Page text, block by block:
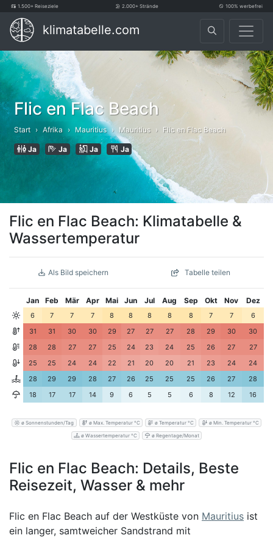
1.500+ Reiseziele 2.000+ Strände 100% werbefrei
klimatabelle.com
Flic en Flac Beach
Start Afrika Mauritius Mauritius Flic en Flac Beach
Ja Ja Ja Ja
Flic en Flac Beach: Klimatabelle &
Wassertemperatur
Als Bild speichern Tabelle teilen
Jan Feb Mär Apr Mai Jun Jul Aug Sep Okt Nov Dez
6 7 7 7 8 8 8 8 8 7 7
6
31
31 30 30 29 27 27 27 28 29 30
30
28
28 27 27 25 24 23 24 25 26 27
27
25
25 24 24 22 21 20 20 21 23 24
24
28
29 29 28 27 26 25 25 25 26 27
28
18
17 17 14 9 6 5 5 6 8 12 16
ø Sonnenstunden/Tag ø Max. Temperatur °C ø Temperatur °C ø Min. Temperatur °C
ø Wassertemperatur °C ø Regentage/Monat
Flic en Flac Beach: Details, Beste
Reisezeit, Wasser & mehr
Flic en Flac Beach auf der Westküste von Mauritius ist
ein langer, samtweicher Sandstrand mit